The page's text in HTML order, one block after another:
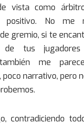
vista como
No me
gremio, si te
de tus
también me
narrativo, pero
contradiciendo